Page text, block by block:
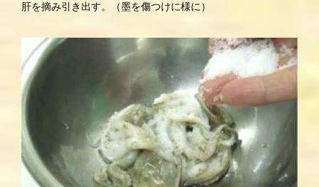
肝を摘み引き出す。（墨を傷つけに様に）